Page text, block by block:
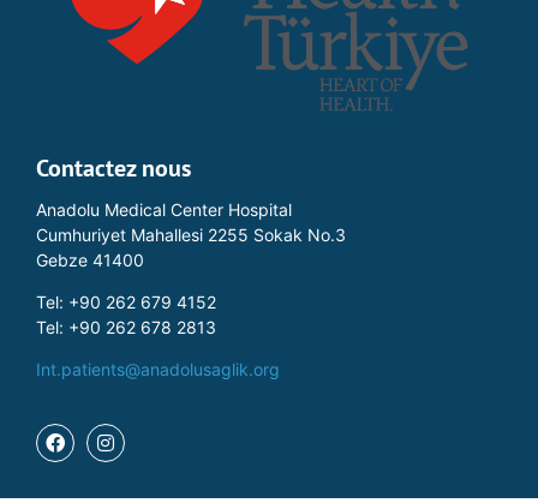
Contactez nous
Anadolu Medical Center Hospital
Cumhuriyet Mahallesi 2255 Sokak No.3
Gebze 41400
Tel: +90 262 679 4152
Tel: +90 262 678 2813
Int.patients@anadolusaglik.org